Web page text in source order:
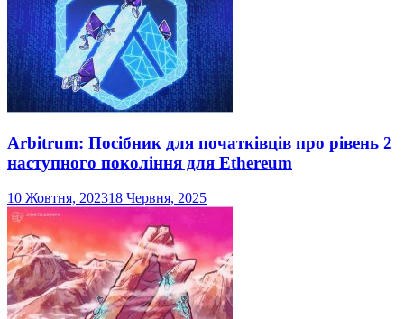
Arbitrum: Посібник для початківців про рівень 2
наступного покоління для Ethereum
10 Жовтня, 202318 Червня, 2025